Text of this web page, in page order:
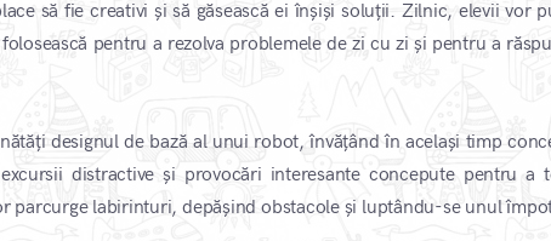
să fie creativi și să găsească ei înșiși soluții. Zilnic, elevii vor
pentru a rezolva problemele de zi cu zi și pentru a
designul de bază al unui robot, învățând în același timp
distractive și provocări interesante concepute pentru a
parcurge labirinturi, depășind obstacole și luptându-se unul